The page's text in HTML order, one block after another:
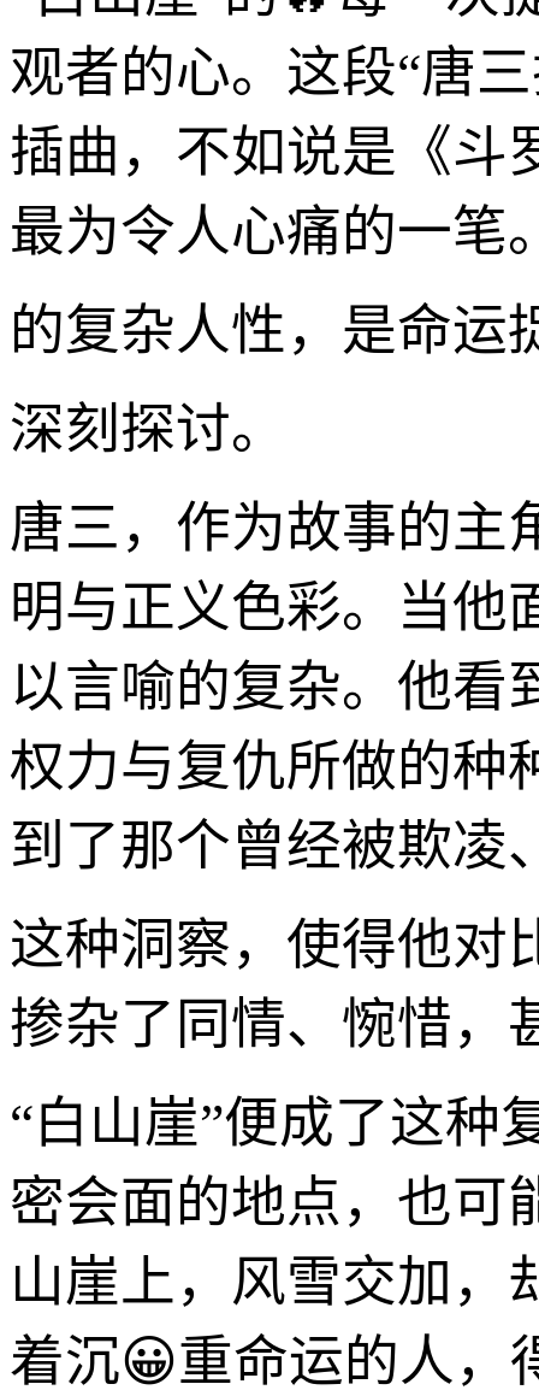
观者的心。这段“唐
插曲，不如说是《斗
最为令人心痛的一笔
的复杂人性，是命
深刻探讨。
唐三，作为故事的主
明与正义色彩。当他
以言喻的复杂。他看
权力与复仇所做的种
到了那个曾经被欺凌
这种洞察，使得他对
掺杂了同情、惋惜，
“白山崖”便成了这种
密会面的地点，也可
山崖上，风雪交加，
着沉😀重命运的人，